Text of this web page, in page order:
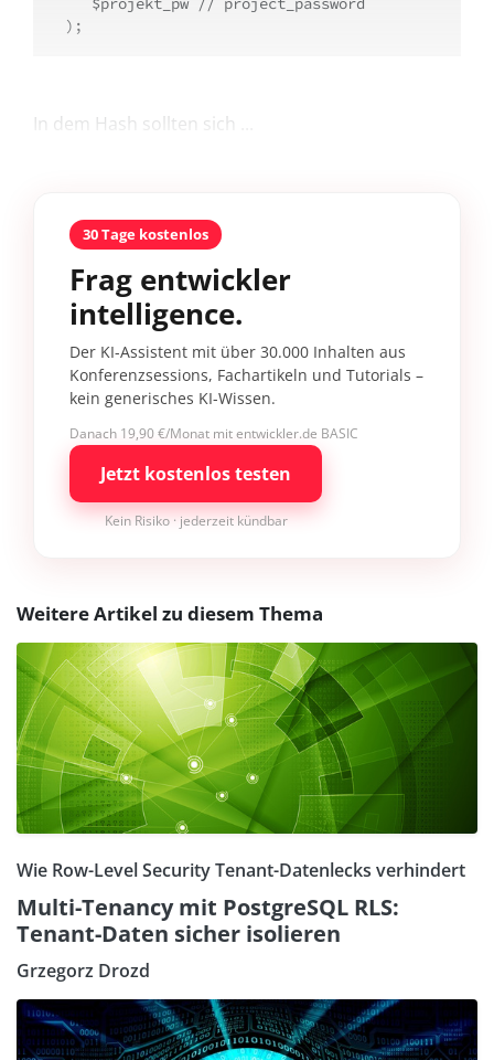
);
In dem Hash sollten sich ...
30 Tage kostenlos
Frag entwickler
intelligence.
Der KI-Assistent mit über 30.000 Inhalten aus
Konferenzsessions, Fachartikeln und Tutorials –
kein generisches KI-Wissen.
Danach 19,90 €/Monat mit entwickler.de BASIC
Jetzt kostenlos testen
Kein Risiko · jederzeit kündbar
Weitere Artikel zu diesem Thema
Wie Row-Level Security Tenant-Datenlecks verhindert
Multi-Tenancy mit PostgreSQL RLS:
Tenant-Daten sicher isolieren
Grzegorz Drozd